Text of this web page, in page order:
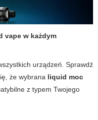
vape w każdym
urządzeń. Sprawdź
że wybrana liquid moc
z typem Twojego